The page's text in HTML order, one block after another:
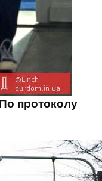
протоколу